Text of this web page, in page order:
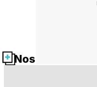
Nos fiches santé